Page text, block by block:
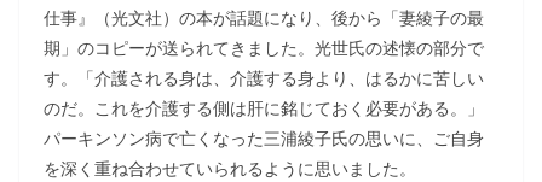
仕事』（光文社）の本が話題になり、後から「妻綾子の最
期」のコピーが送られてきました。光世氏の述懐の部分で
す。「介護される身は、介護する身より、はるかに苦しい
のだ。これを介護する側は肝に銘じておく必要がある。」
パーキンソン病で亡くなった三浦綾子氏の思いに、ご自身
を深く重ね合わせていられるように思いました。